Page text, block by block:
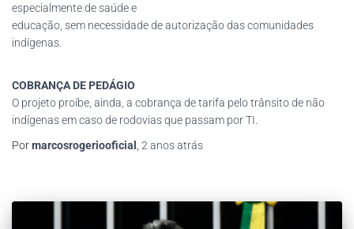
especialmente de saúde e
educação, sem necessidade de autorização das comunidades
indígenas.
COBRANÇA DE PEDÁGIO
O projeto proíbe, ainda, a cobrança de tarifa pelo trânsito de não
indígenas em caso de rodovias que passam por TI.
Pormarcosrogeriooficial 2 anosatrás